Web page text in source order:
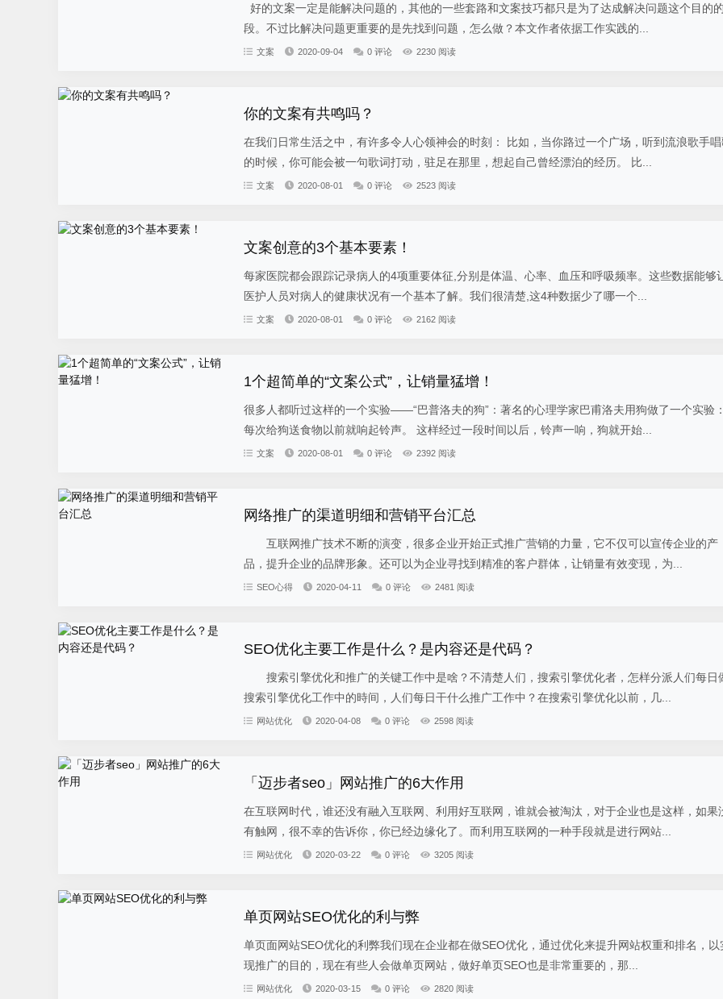
好的文案一定是能解决问题的，其他的一些套路和文案技巧都只是为了达成解决问题这个目的
段。不过比解决问题更重要的是先找到问题，怎么做？本文作者依据工作实践的...
文案 2020-09-04 0 评论 2230 阅读
你的文案有共鸣吗？
在我们日常生活之中，有许多令人心领神会的时刻： 比如，当你路过一个广场，听到流浪歌手
的时候，你可能会被一句歌词打动，驻足在那里，想起自己曾经漂泊的经历。 比...
文案 2020-08-01 0 评论 2523 阅读
文案创意的3个基本要素！
每家医院都会跟踪记录病人的4项重要体征,分别是体温、心率、血压和呼吸频率。这些数据能够
医护人员对病人的健康状况有一个基本了解。我们很清楚,这4种数据少了哪一个...
文案 2020-08-01 0 评论 2162 阅读
1个超简单的“文案公式”，让销量猛增！
很多人都听过这样的一个实验——“巴普洛夫的狗”：著名的心理学家巴甫洛夫用狗做了一个实验
每次给狗送食物以前就响起铃声。 这样经过一段时间以后，铃声一响，狗就开始...
文案 2020-08-01 0 评论 2392 阅读
网络推广的渠道明细和营销平台汇总
互联网推广技术不断的演变，很多企业开始正式推广营销的力量，它不仅可以宣传企业的产
品，提升企业的品牌形象。还可以为企业寻找到精准的客户群体，让销量有效变现，为...
SEO心得 2020-04-11 0 评论 2481 阅读
SEO优化主要工作是什么？是内容还是代码？
搜索引擎优化和推广的关键工作中是啥？不清楚人们，搜索引擎优化者，怎样分派人们每日
搜索引擎优化工作中的時间，人们每日干什么推广工作中？在搜索引擎优化以前，几...
网站优化 2020-04-08 0 评论 2598 阅读
「迈步者seo」网站推广的6大作用
在互联网时代，谁还没有融入互联网、利用好互联网，谁就会被淘汰，对于企业也是这样，如果
有触网，很不幸的告诉你，你已经边缘化了。而利用互联网的一种手段就是进行网站...
网站优化 2020-03-22 0 评论 3205 阅读
单页网站SEO优化的利与弊
单页面网站SEO优化的利弊我们现在企业都在做SEO优化，通过优化来提升网站权重和排名，以
现推广的目的，现在有些人会做单页网站，做好单页SEO也是非常重要的，那...
网站优化 2020-03-15 0 评论 2820 阅读